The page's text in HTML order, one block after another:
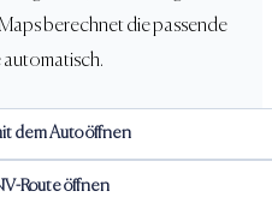
berechnet die passende
automatisch.
dem Auto öffnen
Route öffnen